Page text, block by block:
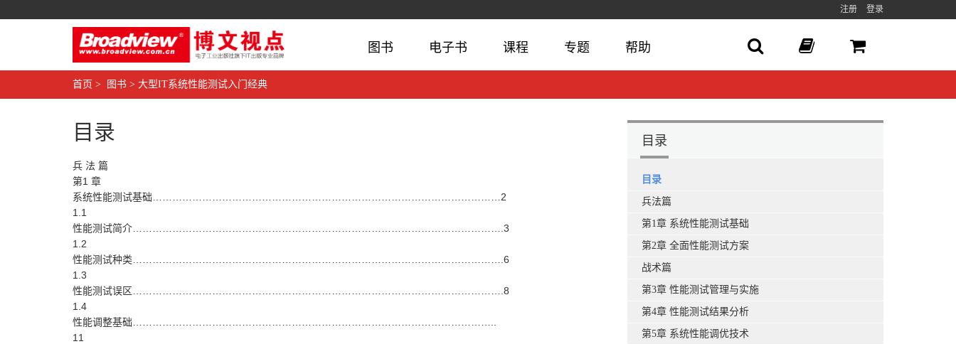
注册 登录
图书 电子书 课程 专题 帮助
首页 > 图书 > 大型IT系统性能测试入门经典
目录
兵 法 篇
第1 章
系统性能测试基础……………………………………………………………………………………………2
1.1
性能测试简介………………………………………………………………………………………………….3
1.2
性能测试种类………………………………………………………………………………………………….6
1.3
性能测试误区………………………………………………………………………………………………….8
1.4
性能调整基础………………………………………………………………………………………………..
11
目录
目录
兵法篇
第1章 系统性能测试基础
第2章 全面性能测试方案
战术篇
第3章 性能测试管理与实施
第4章 性能测试结果分析
第5章 系统性能调优技术